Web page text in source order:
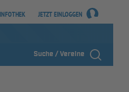
INFOTHEK JETZT EINLOGGEN
Suche / Vereine